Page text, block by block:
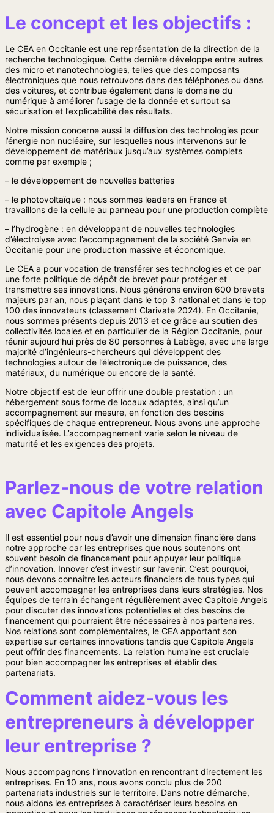
Le concept et les objectifs :
Le CEA en Occitanie est une représentation de la direction de la
recherche technologique. Cette dernière développe entre autres
des micro et nanotechnologies, telles que des composants
électroniques que nous retrouvons dans des téléphones ou dans
des voitures, et contribue également dans le domaine du
numérique à améliorer l’usage de la donnée et surtout sa
sécurisation et l’explicabilité des résultats.
Notre mission concerne aussi la diffusion des technologies pour
l’énergie non nucléaire, sur lesquelles nous intervenons sur le
développement de matériaux jusqu’aux systèmes complets
comme par exemple ;
– le développement de nouvelles batteries
– le photovoltaïque : nous sommes leaders en France et
travaillons de la cellule au panneau pour une production complète
– l’hydrogène : en développant de nouvelles technologies
d’électrolyse avec l’accompagnement de la société Genvia en
Occitanie pour une production massive et économique.
Le CEA a pour vocation de transférer ses technologies et ce par
une forte politique de dépôt de brevet pour protéger et
transmettre ses innovations. Nous générons environ 600 brevets
majeurs par an, nous plaçant dans le top 3 national et dans le top
100 des innovateurs (classement Clarivate 2024). En Occitanie,
nous sommes présents depuis 2013 et ce grâce au soutien des
collectivités locales et en particulier de la Région Occitanie, pour
réunir aujourd’hui près de 80 personnes à Labège, avec une large
majorité d’ingénieurs-chercheurs qui développent des
technologies autour de l’électronique de puissance, des
matériaux, du numérique ou encore de la santé.
Notre objectif est de leur offrir une double prestation : un
hébergement sous forme de locaux adaptés, ainsi qu’un
accompagnement sur mesure, en fonction des besoins
spécifiques de chaque entrepreneur. Nous avons une approche
individualisée. L’accompagnement varie selon le niveau de
maturité et les exigences des projets.
Parlez-nous de votre relation
avec Capitole Angels
Il est essentiel pour nous d’avoir une dimension financière dans
notre approche car les entreprises que nous soutenons ont
souvent besoin de financement pour appuyer leur politique
d’innovation. Innover c’est investir sur l’avenir. C’est pourquoi,
nous devons connaître les acteurs financiers de tous types qui
peuvent accompagner les entreprises dans leurs stratégies. Nos
équipes de terrain échangent régulièrement avec Capitole Angels
pour discuter des innovations potentielles et des besoins de
financement qui pourraient être nécessaires à nos partenaires.
Nos relations sont complémentaires, le CEA apportant son
expertise sur certaines innovations tandis que Capitole Angels
peut offrir des financements. La relation humaine est cruciale
pour bien accompagner les entreprises et établir des
partenariats.
Comment aidez-vous les
entrepreneurs à développer
leur entreprise ?
Nous accompagnons l’innovation en rencontrant directement les
entreprises. En 10 ans, nous avons conclu plus de 200
partenariats industriels sur le territoire. Dans notre démarche,
nous aidons les entreprises à caractériser leurs besoins en